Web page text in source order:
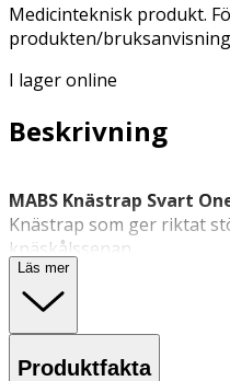
Medicinteknisk produkt.
produkten/
I lager online
Beskrivning
MABS Knästrap Svart
Knästrap som ger riktat
knäskålssenan.
MABS Knästrap är ett
för knäskålssenan vid
hopparknä eller
dyna som placeras under
Läs mer
Produktfakta